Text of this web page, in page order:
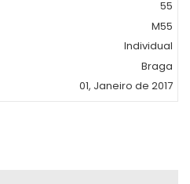
55
M55
Individual
Braga
01, Janeiro de 2017